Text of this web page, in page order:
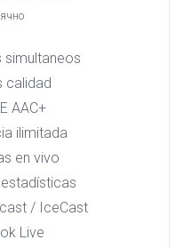
simultaneos
calidad
AAC+
ilimitada
en vivo
/ IceCast
Live